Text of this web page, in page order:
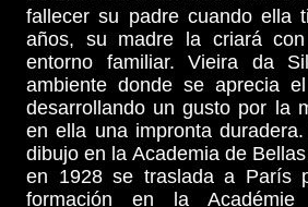
fallecer su padre cuando ella
años, su madre la criará
entorno familiar. Vieira da
ambiente donde se aprecia
desarrollando un gusto por la
en ella una impronta
dibujo en la Academia de
en 1928 se traslada a París
formación en la